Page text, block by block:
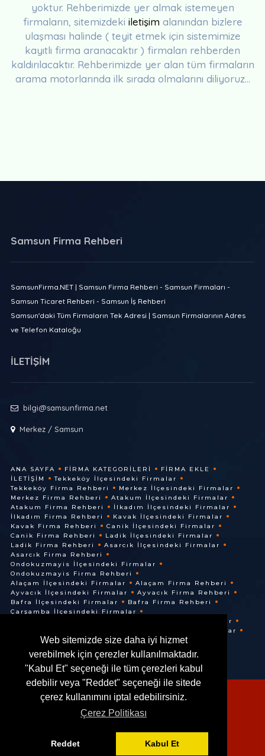
Web sitemizde size daha iyi hizmet
verebilmek için çerezler kullanılmaktadır.
"Kabul Et" seçeneği ile tüm çerezleri kabul
edebilir veya "Reddet" seçeneği ile sitede
çerez kullanımını iptal edebilirsiniz.
Çerez Politikası
Reddet Kabul Et
yoktur. Rehberimizde yer almak istemeyen
firmaların, sitemizdeki iletişim alanından bizlere
ulaşması halinde ( teyit etmek için sistemimize
kayıtlı firma aranacaktır ) firmaları rehberden
kaldırılacaktır. Rehberimizde yer alan tüm firmaların
arama motorlarında ilk sırada olmalarını diliyoruz...
Samsun Firma Rehberi
SamsunFirma.NET | Samsun Firma Rehberi - Samsun Firmaları -
Samsun Ticaret Rehberi - Samsun İş Rehberi
Samsun'daki Tüm Firmaların Tek Adresi | Samsun Firmalarının Adres
ve Telefon Kataloğu
İLETİŞİM
bilgi@samsunfirma.net
Merkez / Samsun
ANA SAYFA FIRMA KATEGORILERI
FIRMA EKLE
İLETIŞIM
Tekkeköy İlçesindeki Firmalar
Tekkeköy Firma Rehberi
Merkez İlçesindeki Firmalar
Merkez Firma Rehberi
Atakum İlçesindeki Firmalar
Atakum Firma Rehberi
İlkadım İlçesindeki Firmalar
İlkadım Firma Rehberi
Kavak İlçesindeki Firmalar
Kavak Firma Rehberi
Canik İlçesindeki Firmalar
Canik Firma Rehberi
Ladik İlçesindeki Firmalar
Ladik Firma Rehberi
Asarcık İlçesindeki Firmalar
Asarcık Firma Rehberi
Ondokuzmayis İlçesindeki Firmalar
Ondokuzmayis Firma Rehberi
Alaçam İlçesindeki Firmalar
Alaçam Firma Rehberi
Ayvacık İlçesindeki Firmalar
Ayvacık Firma Rehberi
Bafra İlçesindeki Firmalar
Bafra Firma Rehberi
Çarşamba İlçesindeki Firmalar
Terme İlçesindeki Firmalar
Vezirköprü İlçesindeki Firmalar
Vezirköprü Firma Rehberi
© @ 2016. Her Hakkı Saklıdır.